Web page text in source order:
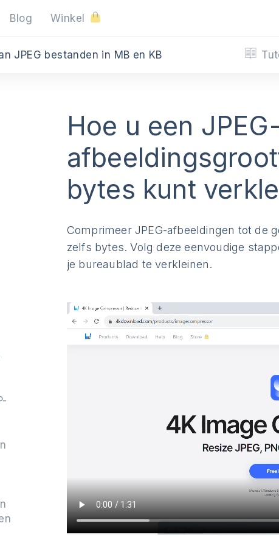
Blog Winkel
JPEG bestanden in MB en KB
Hoe u een JPEG-
bytes kunt
Comprimeer JPEG-afbeeldingen tot de
zelfs bytes. Volg deze eenvoudige
je bureaublad te verkleinen.